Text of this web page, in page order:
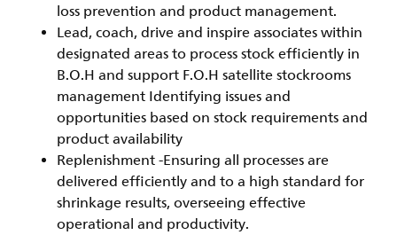
loss prevention and product management.
Lead, coach, drive and inspire associates within
designated areas to process stock efficiently in
B.O.H and support F.O.H satellite stockrooms
management Identifying issues and
opportunities based on stock requirements and
product availability
Replenishment -Ensuring all processes are
delivered efficiently and to a high standard for
shrinkage results, overseeing effective
operational and productivity.